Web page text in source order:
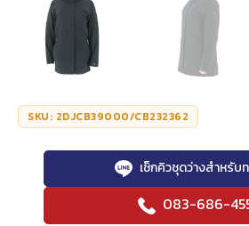
SKU: 2DJCB39000/CB232362
เช็กคิวชุดว่างสำหรั
083-686-